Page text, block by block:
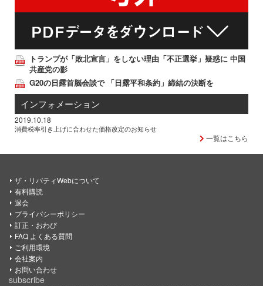
トランプが「敗北宣言」をしない理由「不正選挙」疑惑に 中国
共産党の影
G20の日露首脳会談で 「日露平和条約」締結の決断を
インフォメーション
2019.10.18
消費税率引き上げに合わせた価格改定のお知らせ
一覧はこちら
ザ・リバティWebについて
有料購読
退会
プライバシーポリシー
訂正・おわび
FAQ よくある質問
ご利用環境
会社案内
お問い合わせ
subscribe